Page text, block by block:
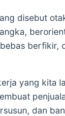
disebut
yang kita
dan